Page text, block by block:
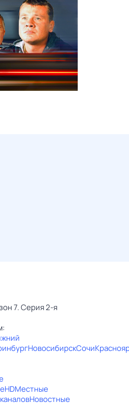
7. Серия 2-я
НовосибирскСочи
HDМестные
Новостные